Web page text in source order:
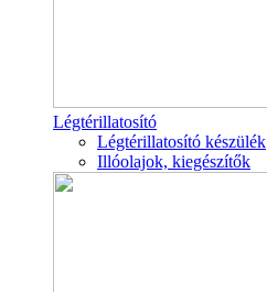
Légtérillatosító
Légtérillatosító készülék
Illóolajok, kiegészítők